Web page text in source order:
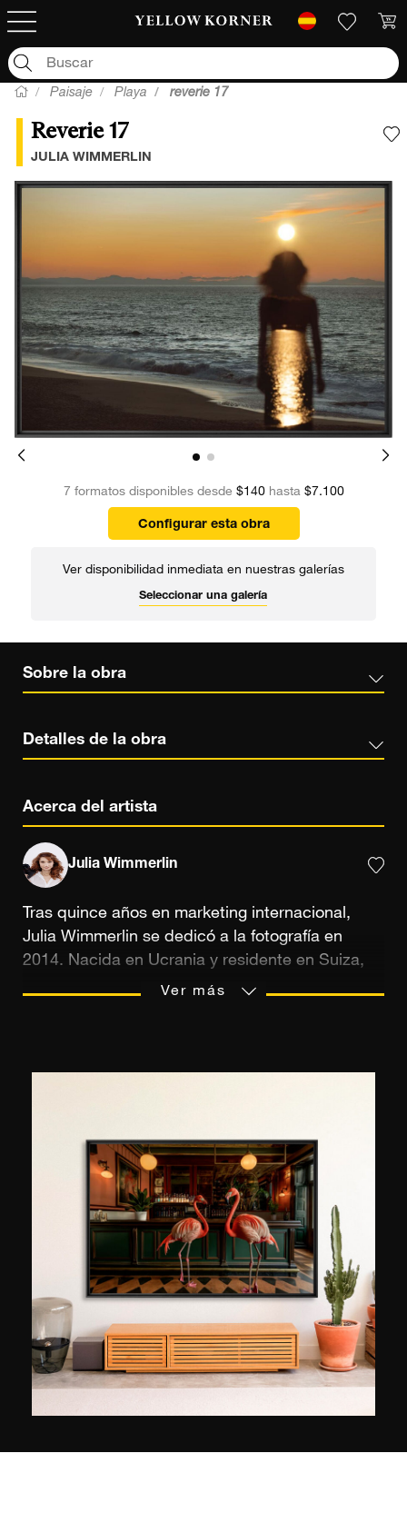
Paisaje Playa reverie 17
Reverie 17
JULIA WIMMERLIN
7 formatos disponibles desde $140hasta $7.100
Configurar esta obra
Ver disponibilidad inmediata en nuestras galerías
Seleccionar una galería
Sobre la obra
Detalles de la obra
Acerca del artista
Julia Wimmerlin
Tras quince años en marketing internacional,
Julia Wimmerlin se dedicó a la fotografía en
2014. Nacida en Ucrania y residente en Suiza,
ha vivido y trabajado por toda Europa y Asia.
debido a la pandemia, seguidas de la guerra en
Ucrania, alteraron profundamente su visión del
mundo y su enfoque artístico. Hoy, trabaja en la
intersección de la fotografía, las artes visuales
contemporáneas y las técnicas mixtas, jugando
con la realidad y traspasando los límites entre la
figuración y la abstracción. Sus fotografías se
han publicado en importantes medios como The
New York Times, National Geographic, GEO, The
Telegraph, The Times, The Guardian, Forbes y Le
Figaro. Su obra se ha exhibido
Ver más